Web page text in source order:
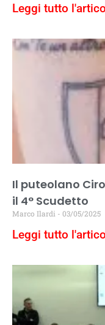
Leggi tutto
Il puteolano
il 4° Scudetto
Marco Ilardi 03/05/2025
Leggi tutto